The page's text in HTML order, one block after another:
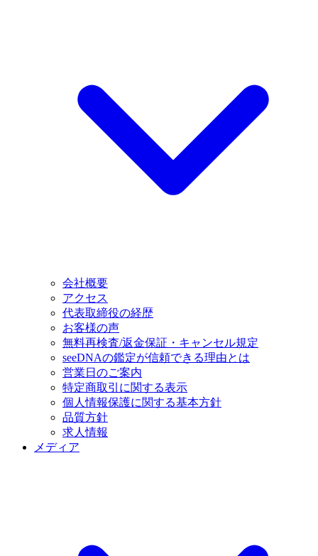
会社概要
アクセス
代表取締役の経歴
お客様の声
無料再検査/返金保証・キャンセル規定
seeDNAの鑑定が信頼できる理由とは
営業日のご案内
特定商取引に関する表示
個人情報保護に関する基本方針
品質方針
求人情報
メディア